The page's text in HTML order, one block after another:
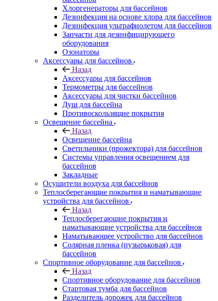
Хлоргенераторы для бассейнов
Дезинфекция на основе хлора для бассейнов
Дезинфекция ультрафиолетом для бассейнов
Запчасти для дезинфицирующего
оборудования
Озонаторы
Аксессуары для бассейнов
Назад
Аксессуары для бассейнов
Термометры для бассейнов
Аксессуары для чистки бассейнов
Душ для бассейна
Противоскользящие покрытия
Освещение бассейна
Назад
Освещение бассейна
Светильники (прожектора) для бассейнов
Системы управления освещением для
бассейнов
Закладные
Осушители воздуха для бассейнов
Теплосберегающие покрытия и наматывающие
устройства для бассейнов
Назад
Теплосберегающие покрытия и
наматывающие устройства для бассейнов
Наматывающее устройство для бассейнов
Солярная пленка (пузырьковая) для
бассейнов
Спортивное оборудование для бассейнов
Назад
Спортивное оборудование для бассейнов
Стартовая тумба для бассейнов
Разделитель дорожек для бассейнов